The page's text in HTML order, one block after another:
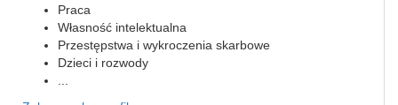
Praca
Własność intelektualna
Przestępstwa i wykroczenia skarbowe
Dzieci i rozwody